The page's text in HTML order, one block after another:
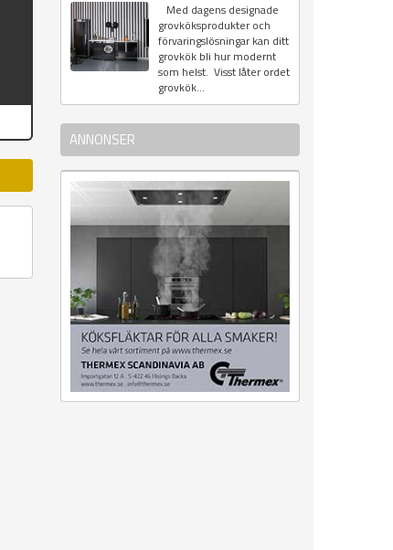
Med dagens designade
grovköksprodukter och
förvaringslösningar kan ditt
grovkök bli hur modernt
som helst. Visst låter ordet
grovkök...
ANNONSER